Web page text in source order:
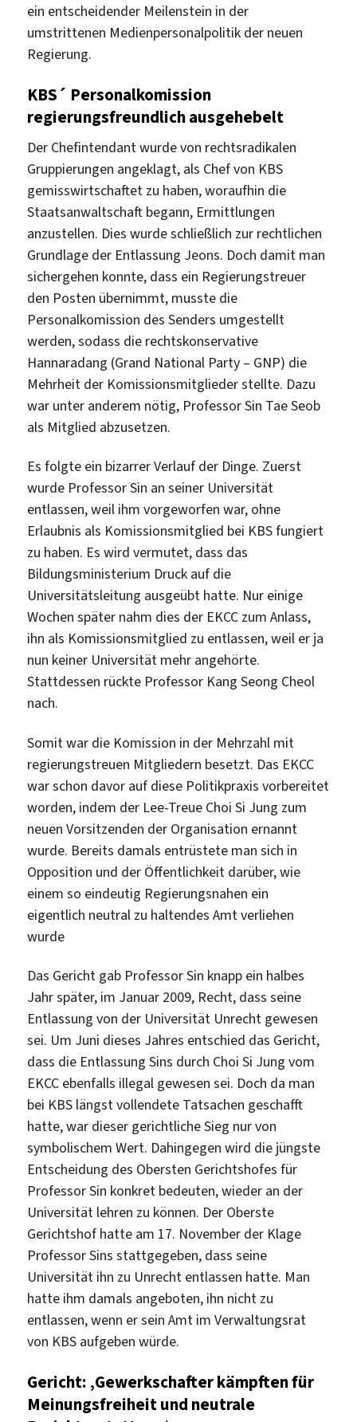
ein entscheidender Meilenstein in der
umstrittenen Medienpersonalpolitik der neuen
Regierung.
KBS´ Personalkomission
regierungsfreundlich ausgehebelt
Der Chefintendant wurde von rechtsradikalen
Gruppierungen angeklagt, als Chef von KBS
gemisswirtschaftet zu haben, woraufhin die
Staatsanwaltschaft begann, Ermittlungen
anzustellen. Dies wurde schließlich zur rechtlichen
Grundlage der Entlassung Jeons. Doch damit man
sichergehen konnte, dass ein Regierungstreuer
den Posten übernimmt, musste die
Personalkomission des Senders umgestellt
werden, sodass die rechtskonservative
Hannaradang (Grand National Party – GNP) die
Mehrheit der Komissionsmitglieder stellte. Dazu
war unter anderem nötig, Professor Sin Tae Seob
als Mitglied abzusetzen.
Es folgte ein bizarrer Verlauf der Dinge. Zuerst
wurde Professor Sin an seiner Universität
entlassen, weil ihm vorgeworfen war, ohne
Erlaubnis als Komissionsmitglied bei KBS fungiert
zu haben. Es wird vermutet, dass das
Bildungsministerium Druck auf die
Universitätsleitung ausgeübt hatte. Nur einige
Wochen später nahm dies der EKCC zum Anlass,
ihn als Komissionsmitglied zu entlassen, weil er ja
nun keiner Universität mehr angehörte.
Stattdessen rückte Professor Kang Seong Cheol
nach.
Somit war die Komission in der Mehrzahl mit
regierungstreuen Mitgliedern besetzt. Das EKCC
war schon davor auf diese Politikpraxis vorbereitet
worden, indem der Lee-Treue Choi Si Jung zum
neuen Vorsitzenden der Organisation ernannt
wurde. Bereits damals entrüstete man sich in
Opposition und der Öffentlichkeit darüber, wie
einem so eindeutig Regierungsnahen ein
eigentlich neutral zu haltendes Amt verliehen
wurde
Das Gericht gab Professor Sin knapp ein halbes
Jahr später, im Januar 2009, Recht, dass seine
Entlassung von der Universität Unrecht gewesen
sei. Um Juni dieses Jahres entschied das Gericht,
dass die Entlassung Sins durch Choi Si Jung vom
EKCC ebenfalls illegal gewesen sei. Doch da man
bei KBS längst vollendete Tatsachen geschafft
hatte, war dieser gerichtliche Sieg nur von
symbolischem Wert. Dahingegen wird die jüngste
Entscheidung des Obersten Gerichtshofes für
Professor Sin konkret bedeuten, wieder an der
Universität lehren zu können. Der Oberste
Gerichtshof hatte am 17. November der Klage
Professor Sins stattgegeben, dass seine
Universität ihn zu Unrecht entlassen hatte. Man
hatte ihm damals angeboten, ihn nicht zu
entlassen, wenn er sein Amt im Verwaltungsrat
von KBS aufgeben würde.
Gericht: ‚Gewerkschafter kämpften für
Meinungsfreiheit und neutrale